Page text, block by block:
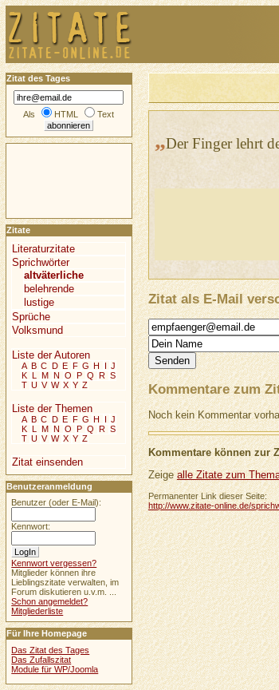
„Der Finger lehrt
Zitat als E-Mail
Kommentare zum
Noch kein Kommentar
Kommentare können zur
Zeigealle Zitate zum
Permanenter Link dieser Seite:
http://www.zitate-online.de/
Zitat des Tages
Als HTML Text
Zitate
Literaturzitate
Sprichwörter
altväterliche
belehrende
lustige
Sprüche
Volksmund
Liste der Autoren
A B C D E F G H I J
K L M N O P Q R S
T U V W X Y Z
Liste der Themen
A B C D E F G H I J
K L M N O P Q R S
T U V W X Y Z
Zitat einsenden
Benutzeranmeldung
Benutzer (oder E-Mail):
Kennwort:
Kennwort vergessen?
Mitglieder können ihre
Lieblingszitate verwalten, im
Forum diskutieren u.v.m. ...
Schon angemeldet?
Mitgliederliste
Für Ihre Homepage
Das Zitat des Tages
Das Zufallszitat
Module für WP/Joomla